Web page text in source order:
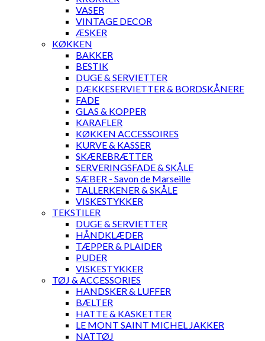
VASER
VINTAGE DECOR
ÆSKER
KØKKEN
BAKKER
BESTIK
DUGE & SERVIETTER
DÆKKESERVIETTER & BORDSKÅNERE
FADE
GLAS & KOPPER
KARAFLER
KØKKEN ACCESSOIRES
KURVE & KASSER
SKÆREBRÆTTER
SERVERINGSFADE & SKÅLE
SÆBER - Savon de Marseille
TALLERKENER & SKÅLE
VISKESTYKKER
TEKSTILER
DUGE & SERVIETTER
HÅNDKLÆDER
TÆPPER & PLAIDER
PUDER
VISKESTYKKER
TØJ & ACCESSORIES
HANDSKER & LUFFER
BÆLTER
HATTE & KASKETTER
LE MONT SAINT MICHEL JAKKER
NATTØJ